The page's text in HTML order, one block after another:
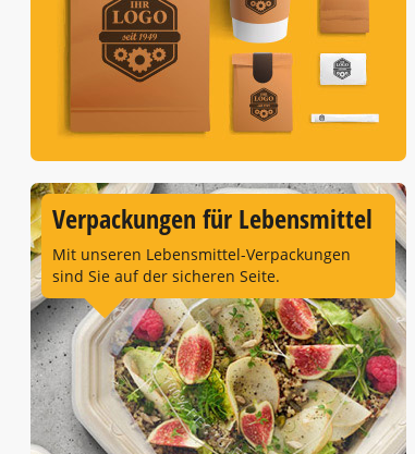
Verpackungen für Lebensmittel
Mit unseren Lebensmittel-Verpackungen
sind Sie auf der sicheren Seite.